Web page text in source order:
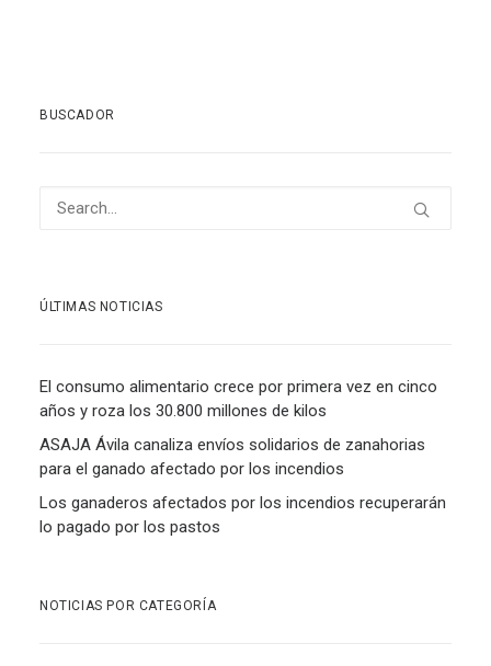
BUSCADOR
ÚLTIMAS NOTICIAS
El consumo alimentario crece por primera vez en cinco
años y roza los 30.800 millones de kilos
ASAJA Ávila canaliza envíos solidarios de zanahorias
para el ganado afectado por los incendios
Los ganaderos afectados por los incendios recuperarán
lo pagado por los pastos
NOTICIAS POR CATEGORÍA